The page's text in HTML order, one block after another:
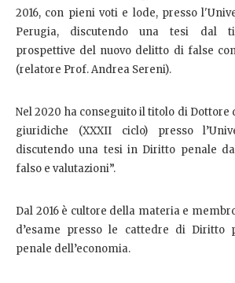
2016, con pieni voti e lode, presso
Perugia, discutendo una tesi dal
prospettive del nuovo delitto di false
(relatore Prof. Andrea Sereni).
Nel 2020 ha conseguito il titolo di Dottore
giuridiche (XXXII ciclo) presso
discutendo una tesi in Diritto penale
falso e valutazioni”.
Dal 2016 è cultore della materia e
d’esame presso le cattedre di
penale dell’economia.